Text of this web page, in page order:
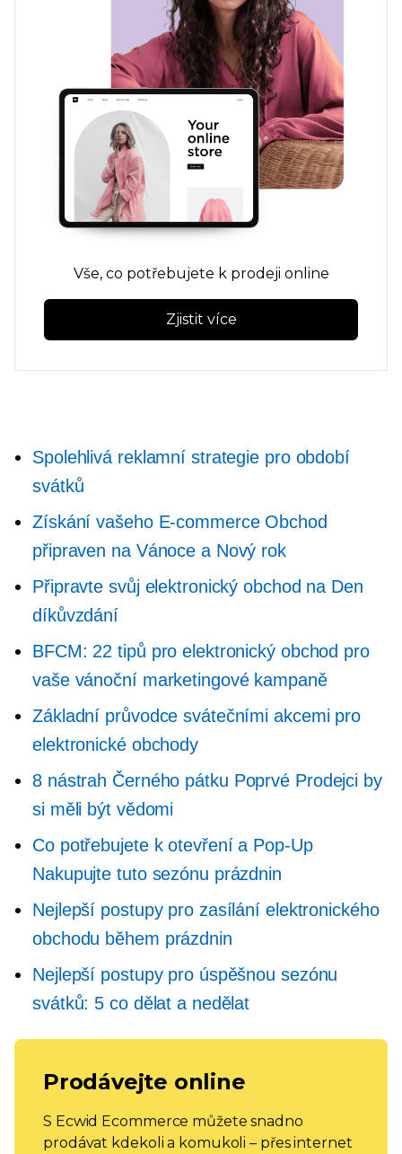
Vše, co potřebujete k prodeji online
Zjistit více
Spolehlivá reklamní strategie pro období
svátků
Získání vašeho E-commerceObchod
připraven na Vánoce a Nový rok
Připravte svůj elektronický obchod na Den
díkůvzdání
BFCM: 22 tipů pro elektronický obchod pro
vaše vánoční marketingové kampaně
Základní průvodce svátečními akcemi pro
elektronické obchody
8 nástrah Černého pátku Poprvé Prodejci by
si měli být vědomi
Co potřebujete k otevření a Pop-Up
Nakupujte tuto sezónu prázdnin
Nejlepší postupy pro zasílání elektronického
obchodu během prázdnin
Nejlepší postupy pro úspěšnou sezónu
svátků: 5 co dělat a nedělat
Prodávejte online
S Ecwid Ecommerce můžete snadno
prodávat kdekoli a komukoli – přes internet